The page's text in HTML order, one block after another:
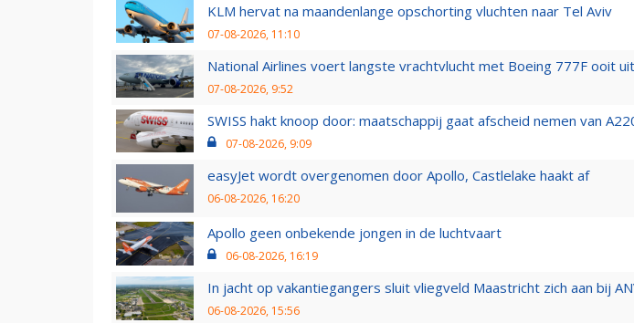
KLM hervat na maandenlange opschorting vluchten naar Tel Aviv
07-08-2026, 11:10
National Airlines voert langste vrachtvlucht met Boeing 777F ooit uit
07-08-2026, 9:52
SWISS hakt knoop door: maatschappij gaat afscheid nemen van
07-08-2026, 9:09
easyJet wordt overgenomen door Apollo, Castlelake haakt af
06-08-2026, 16:20
Apollo geen onbekende jongen in de luchtvaart
06-08-2026, 16:19
In jacht op vakantiegangers sluit vliegveld Maastricht zich aan bij
06-08-2026, 15:56